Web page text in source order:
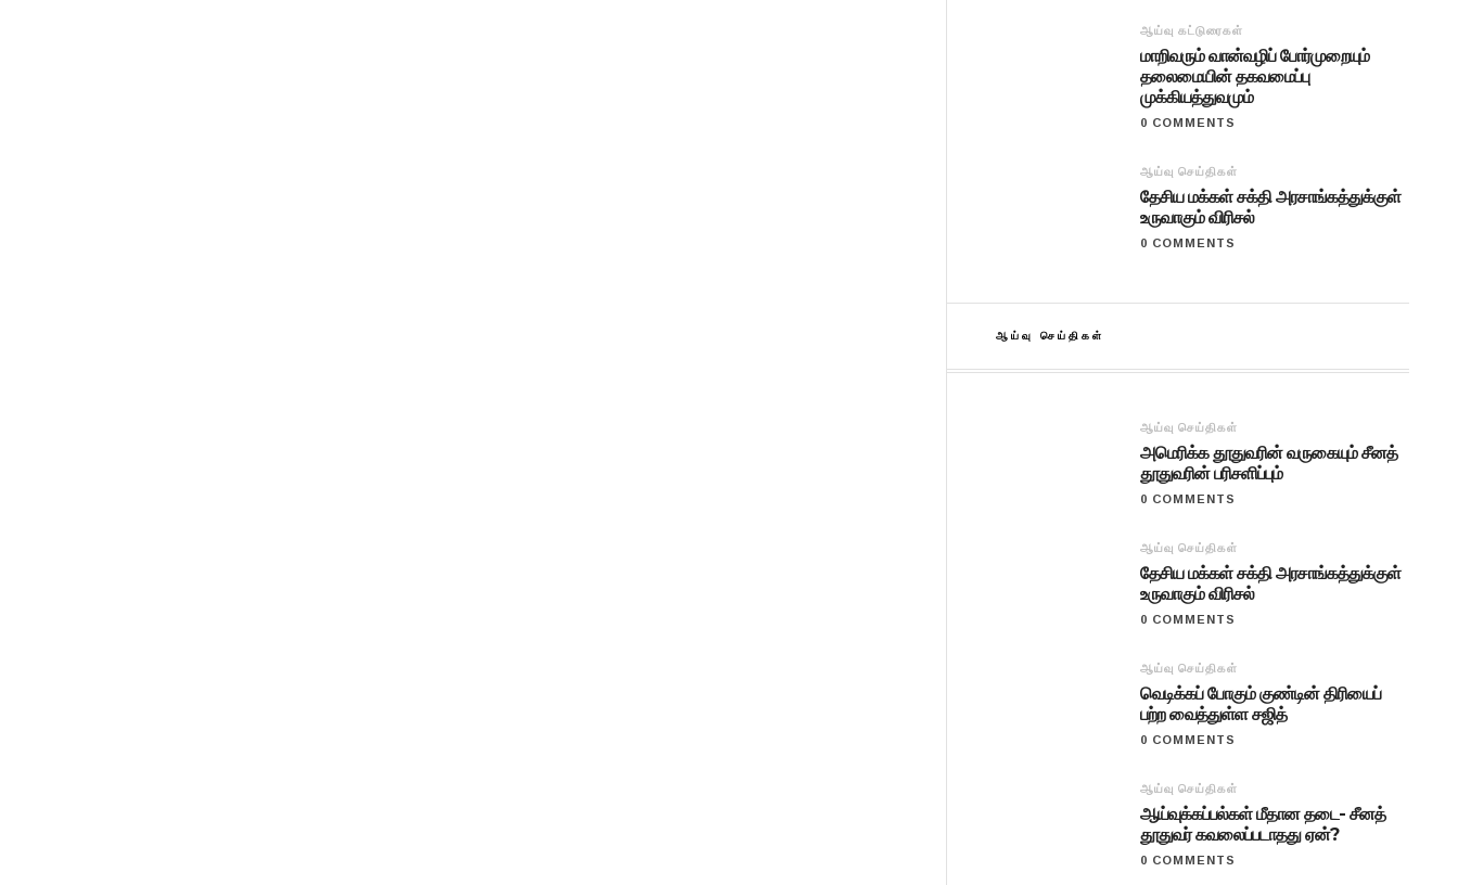
ஆய்வு கட்டுரைகள்
மாறிவரும் வான்வழிப் போர்முறையும்
தலைமையின் தகவமைப்பு
முக்கியத்துவமும்
0 COMMENTS
ஆய்வு செய்திகள்
தேசிய மக்கள் சக்தி அரசாங்கத்துக்குள்
உருவாகும் விரிசல்
0 COMMENTS
ஆய்வு செய்திகள்
ஆய்வு செய்திகள்
அமெரிக்க தூதுவரின் வருகையும் சீனத்
தூதுவரின் பரிசளிப்பும்
0 COMMENTS
ஆய்வு செய்திகள்
தேசிய மக்கள் சக்தி அரசாங்கத்துக்குள்
உருவாகும் விரிசல்
0 COMMENTS
ஆய்வு செய்திகள்
வெடிக்கப் போகும் குண்டின் திரியைப்
பற்ற வைத்துள்ள சஜித்
0 COMMENTS
ஆய்வு செய்திகள்
ஆய்வுக்கப்பல்கள் மீதான தடை- சீனத்
தூதுவர் கவலைப்படாதது ஏன்?
0 COMMENTS